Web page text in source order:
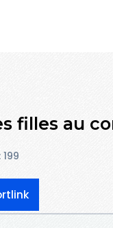
filles au